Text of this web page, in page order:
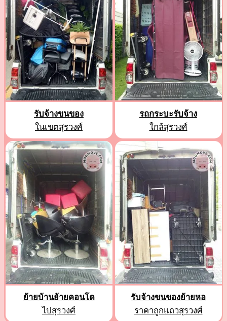
รับจ้างขนของ
ในเขตสุรวงศ์
รถกระบะรับจ้าง
ใกล้สุรวงศ์
ย้ายบ้านย้ายคอนโด
ไปสุรวงศ์
รับจ้างขนของย้ายหอ
ราคาถูกแถวสุรวงศ์